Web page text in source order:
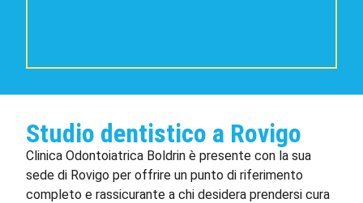
Studio dentistico a Rovigo
Clinica Odontoiatrica Boldrin è presente con la sua
sede di Rovigo per offrire un punto di riferimento
completo e rassicurante a chi desidera prendersi cura